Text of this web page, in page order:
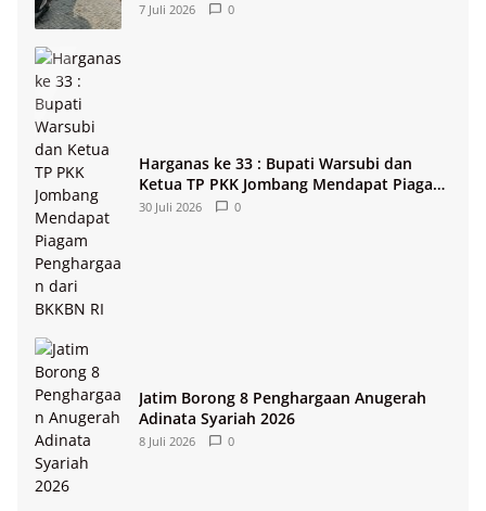
7 Juli 2026 0
Harganas ke 33 : Bupati Warsubi dan
Ketua TP PKK Jombang Mendapat Piagam
Penghargaan dari BKKBN RI
30 Juli 2026 0
Jatim Borong 8 Penghargaan Anugerah
Adinata Syariah 2026
8 Juli 2026 0